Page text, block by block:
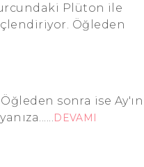
Plüton ile
Öğleden
sonra ise Ay'ın
DEVAMI